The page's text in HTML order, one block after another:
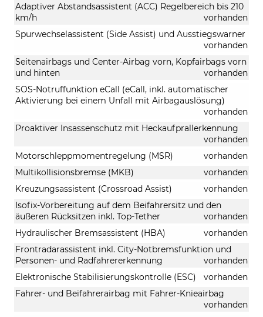
Adaptiver Abstandsassistent (ACC) Regelbereich bis 210
km/h
vorhanden
Spurwechselassistent (Side Assist) und Ausstiegswarner
vorhanden
Seitenairbags und Center-Airbag vorn, Kopfairbags vorn
und hinten
vorhanden
SOS-Notruffunktion eCall (eCall, inkl. automatischer
Aktivierung bei einem Unfall mit Airbagauslösung)
vorhanden
Proaktiver Insassenschutz mit Heckaufprallerkennung
vorhanden
Motorschleppmomentregelung (MSR)
vorhanden
Multikollisionsbremse (MKB)
vorhanden
Kreuzungsassistent (Crossroad Assist)
vorhanden
Isofix-Vorbereitung auf dem Beifahrersitz und den
äußeren Rücksitzen inkl. Top-Tether
vorhanden
Hydraulischer Bremsassistent (HBA)
vorhanden
Frontradarassistent inkl. City-Notbremsfunktion und
Personen- und Radfahrererkennung
vorhanden
Elektronische Stabilisierungskontrolle (ESC)
vorhanden
Fahrer- und Beifahrerairbag mit Fahrer-Knieairbag
vorhanden